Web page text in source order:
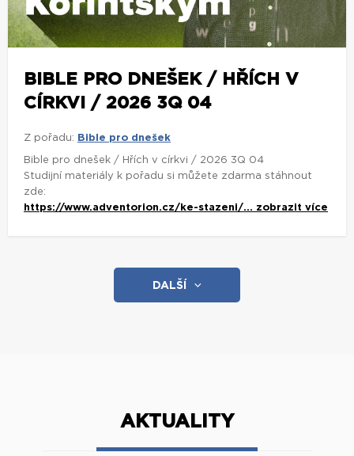
BIBLE PRO DNEŠEK / HŘÍCH V
CÍRKVI / 2026 3Q 04
Z pořadu: Bible pro dnešek
Bible pro dnešek / Hřích v církvi / 2026 3Q 04
Studijní materiály k pořadu si můžete zdarma stáhnout
zde:
https://www.adventorion.cz/ke-stazeni/... zobrazit více
DALŠÍ
AKTUALITY